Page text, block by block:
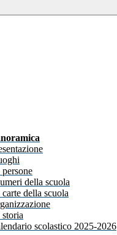
della scuola
della scuola
scolastico 2025-2026